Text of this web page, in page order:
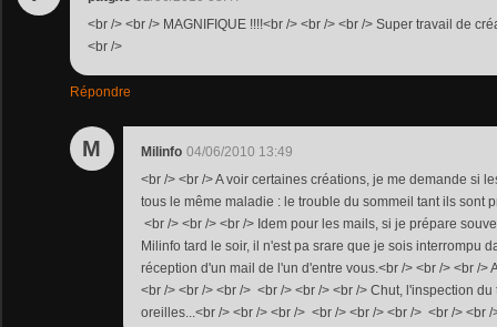
<br /> <br /> MAGNIFIQUE !!!!<br /> <br /> <br /> Super travail de
<br />
Répondre
M Milinfo 04/06/2010 13:49
<br /> <br /> A voir certaines créations, je me demande si
tous le même maladie : le trouble du sommeil tant ils sont
<br /> <br /> <br /> Idem pour les mails, si je prépare
Milinfo tard le soir, il n'est pa srare que je sois interrompu
réception d'un mail de l'un d'entre vous.<br /> <br /> <br />
<br /> <br /> <br /> <br /> <br /> <br /> Chut, l'inspection
oreilles...<br /> <br /> <br /> <br /> <br /> <br /> <br /> <br /